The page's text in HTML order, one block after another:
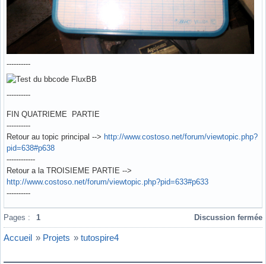
----------
----------
FIN QUATRIEME PARTIE
----------
Retour au topic principal --> http://www.costoso.net/forum/viewtopic.php?
pid=638#p638
------------
Retour a la TROISIEME PARTIE -->
http://www.costoso.net/forum/viewtopic.php?pid=633#p633
----------
Hors ligne
Pages : 1 Discussion fermée
Accueil » Projets » tutospire4